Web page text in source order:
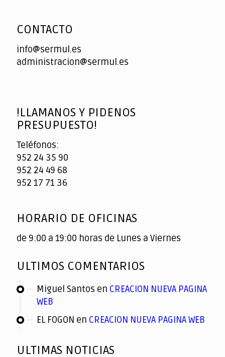
CONTACTO
info@sermul.es
administracion@sermul.es
!LLAMANOS Y PIDENOS
PRESUPUESTO!
Teléfonos:
952 24 35 90
952 24 49 68
952 17 71 36
HORARIO DE OFICINAS
de 9:00 a 19:00 horas de Lunes a Viernes
ULTIMOS COMENTARIOS
Miguel Santos en CREACION NUEVA PAGINA
WEB
EL FOGON en CREACION NUEVA PAGINA WEB
ULTIMAS NOTICIAS